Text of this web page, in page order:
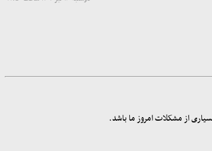
از مشکلات امروز ما باشد.